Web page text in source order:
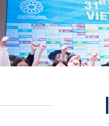
학생현황
위치/전화
전경사진